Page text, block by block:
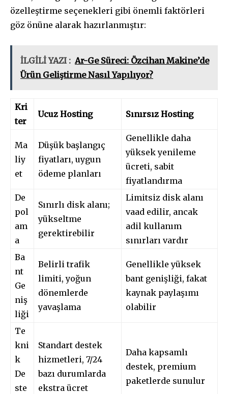
özelleştirme seçenekleri gibi önemli faktörleri
göz önüne alarak hazırlanmıştır:
İLGİLİ YAZI : Ar-Ge Süreci: Özcihan Makine’de
Ürün Geliştirme Nasıl Yapılıyor?
Kri
ter
Ucuz Hosting Sınırsız Hosting
Ma
liy
et
Düşük başlangıç
fiyatları, uygun
ödeme planları
Genellikle daha
yüksek yenileme
ücreti, sabit
fiyatlandırma
De
pol
am
a
Sınırlı disk alanı;
yükseltme
gerektirebilir
Limitsiz disk alanı
vaad edilir, ancak
adil kullanım
sınırları vardır
Ba
nt
Ge
niş
liği
Belirli trafik
limiti, yoğun
dönemlerde
yavaşlama
Genellikle yüksek
bant genişliği, fakat
kaynak paylaşımı
olabilir
Te
kni
k
De
ste
Standart destek
hizmetleri, 7/24
bazı durumlarda
ekstra ücret
Daha kapsamlı
destek, premium
paketlerde sunulur